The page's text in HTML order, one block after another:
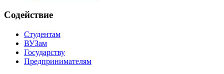
Содействие
Студентам
ВУЗам
Государству
Предпринимателям